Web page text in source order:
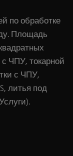
по обработке
Площадь
ЧПУ, токарной
с ЧПУ,
литья под